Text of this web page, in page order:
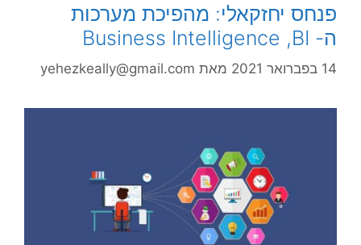
פנחס יחזקאלי: מהפיכת מערכות
ה- Business Intelligence ,BI
14 בפברואר 2021 מאת yehezkeally@gmail.com